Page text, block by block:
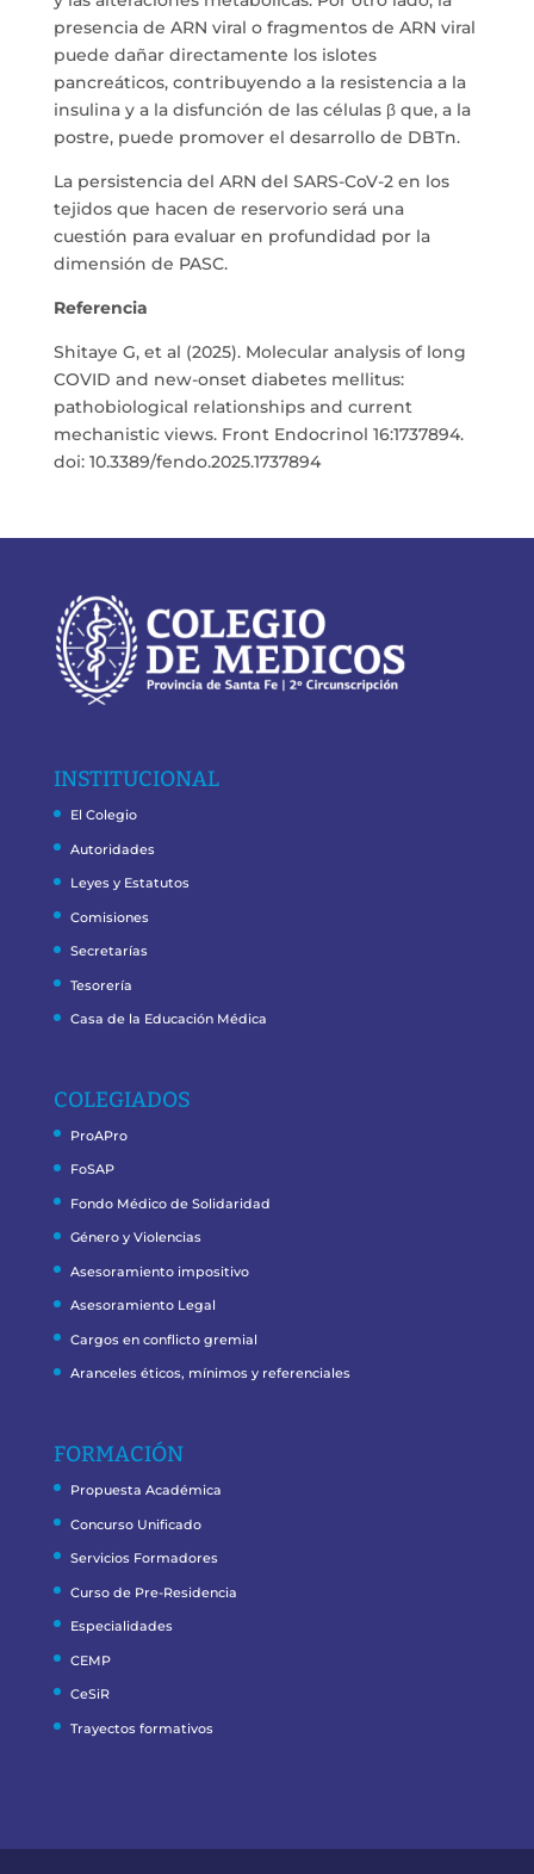
presencia de ARN viral o fragmentos de ARN viral
puede dañar directamente los islotes
pancreáticos, contribuyendo a la resistencia a la
insulina y a la disfunción de las células β que, a la
postre, puede promover el desarrollo de DBTn.
La persistencia del ARN del SARS-CoV-2 en los
tejidos que hacen de reservorio será una
cuestión para evaluar en profundidad por la
dimensión de PASC.
Referencia
Shitaye G, et al (2025). Molecular analysis of long
COVID and new-onset diabetes mellitus:
pathobiological relationships and current
mechanistic views. Front Endocrinol 16:1737894.
doi: 10.3389/fendo.2025.1737894
INSTITUCIONAL
El Colegio
Autoridades
Leyes y Estatutos
Comisiones
Secretarías
Tesorería
Casa de la Educación Médica
COLEGIADOS
ProAPro
FoSAP
Fondo Médico de Solidaridad
Género y Violencias
Asesoramiento impositivo
Asesoramiento Legal
Cargos en conflicto gremial
Aranceles éticos, mínimos y referenciales
FORMACIÓN
Propuesta Académica
Concurso Unificado
Servicios Formadores
Curso de Pre-Residencia
Especialidades
CEMP
CeSiR
Trayectos formativos